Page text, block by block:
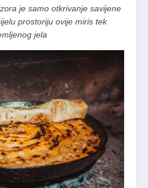
je samo otkrivanje savijene
prostoriju ovije miris tek
jela